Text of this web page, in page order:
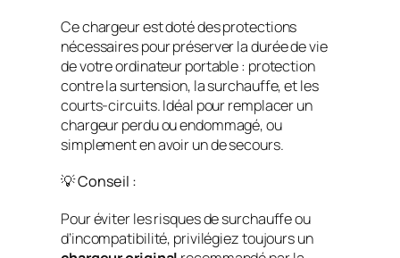
Ce chargeur est doté des protections
nécessaires pour préserver la durée de vie
de votre ordinateur portable : protection
contre la surtension, la surchauffe, et les
courts-circuits. Idéal pour remplacer un
chargeur perdu ou endommagé, ou
simplement en avoir un de secours.
💡 Conseil :
Pour éviter les risques de surchauffe ou
d’incompatibilité, privilégiez toujours un